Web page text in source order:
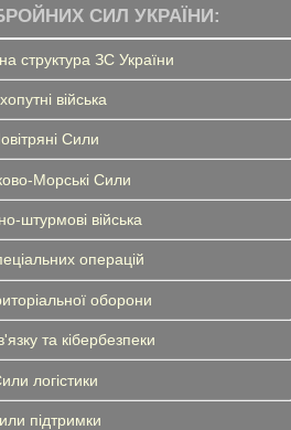
СИЛ УКРАЇНИ:
структура ЗС України
війська
Сили
Морські Сили
штурмові війська
операцій
оборони
та кібербезпеки
логістики
підтримки